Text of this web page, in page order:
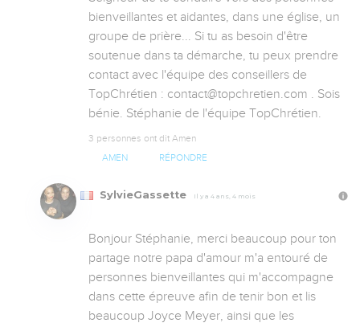
bienveillantes et aidantes, dans une église, un
groupe de prière... Si tu as besoin d'être
soutenue dans ta démarche, tu peux prendre
contact avec l'équipe des conseillers de
TopChrétien : contact@topchretien.com . Sois
bénie. Stéphanie de l'équipe TopChrétien.
3 personnes ont dit Amen
AMEN RÉPONDRE
SylvieGassette Il y a 4 ans, 4 mois
Bonjour Stéphanie, merci beaucoup pour ton
partage notre papa d'amour m'a entouré de
personnes bienveillantes qui m'accompagne
dans cette épreuve afin de tenir bon et lis
beaucoup Joyce Meyer, ainsi que les